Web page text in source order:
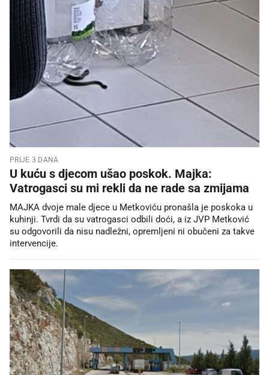
PRIJE 3 DANA
U kuću s djecom ušao poskok. Majka:
Vatrogasci su mi rekli da ne rade sa zmijama
MAJKA dvoje male djece u Metkoviću pronašla je poskoka u
kuhinji. Tvrdi da su vatrogasci odbili doći, a iz JVP Metković
su odgovorili da nisu nadležni, opremljeni ni obučeni za takve
intervencije.